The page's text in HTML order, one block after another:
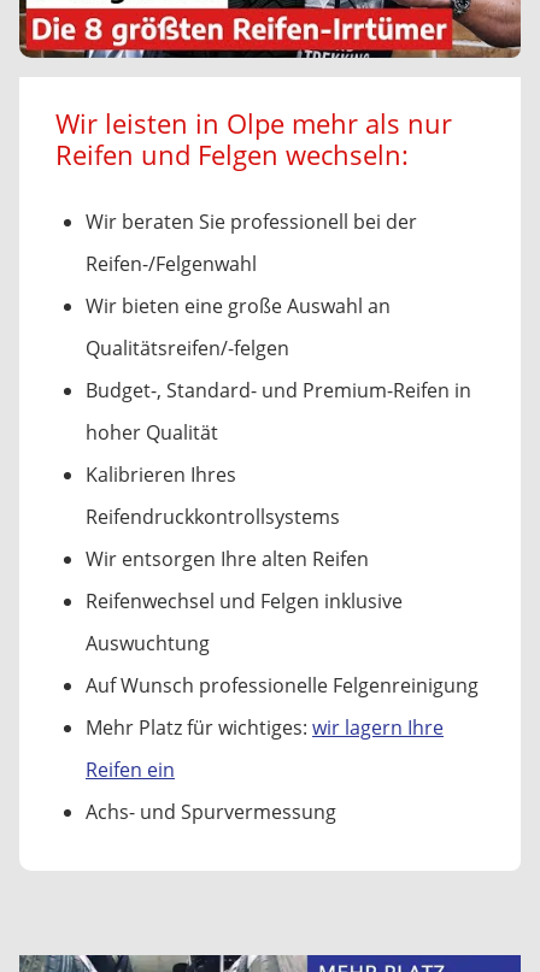
Wir leisten in Olpe mehr als nur
Reifen und Felgen wechseln:
Wir beraten Sie professionell bei der
Reifen-/Felgenwahl
Wir bieten eine große Auswahl an
Qualitätsreifen/-felgen
Budget-, Standard- und Premium-Reifen in
hoher Qualität
Kalibrieren Ihres
Reifendruckkontrollsystems
Wir entsorgen Ihre alten Reifen
Reifenwechsel und Felgen inklusive
Auswuchtung
Auf Wunsch professionelle Felgenreinigung
Mehr Platz für wichtiges: wir lagern Ihre
Reifen ein
Achs- und Spurvermessung